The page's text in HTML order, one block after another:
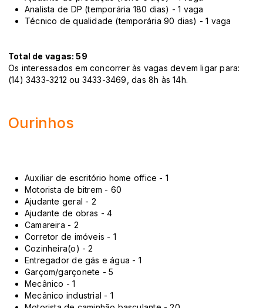
Analista de DP (temporária 180 dias) - 1 vaga
Técnico de qualidade (temporária 90 dias) - 1 vaga
Total de vagas: 59
Os interessados em concorrer às vagas devem ligar para:
(14) 3433-3212 ou 3433-3469, das 8h às 14h.
Ourinhos
Auxiliar de escritório home office - 1
Motorista de bitrem - 60
Ajudante geral - 2
Ajudante de obras - 4
Camareira - 2
Corretor de imóveis - 1
Cozinheira(o) - 2
Entregador de gás e água - 1
Garçom/garçonete - 5
Mecânico - 1
Mecânico industrial - 1